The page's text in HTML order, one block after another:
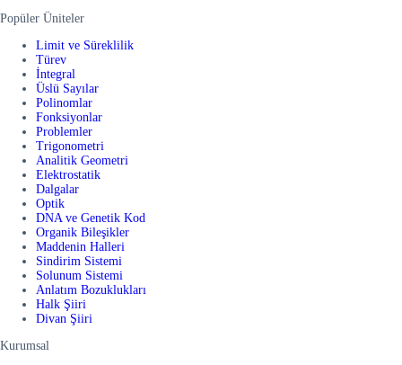
Popüler Üniteler
Limit ve Süreklilik
Türev
İntegral
Üslü Sayılar
Polinomlar
Fonksiyonlar
Problemler
Trigonometri
Analitik Geometri
Elektrostatik
Dalgalar
Optik
DNA ve Genetik Kod
Organik Bileşikler
Maddenin Halleri
Sindirim Sistemi
Solunum Sistemi
Anlatım Bozuklukları
Halk Şiiri
Divan Şiiri
Kurumsal